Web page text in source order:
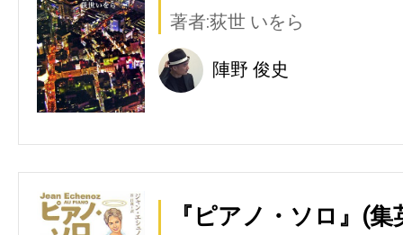
著者:荻世 いをら
陣野 俊史
『ピアノ・ソロ』(集